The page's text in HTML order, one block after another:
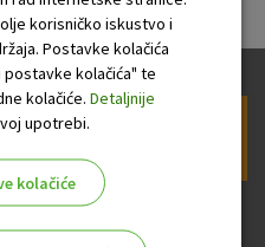
izvješće.pdf
korisničko iskustvo i
Postavke kolačića
kolačića" te
kolačiće. Detaljnije
upotrebi.
kolačiće